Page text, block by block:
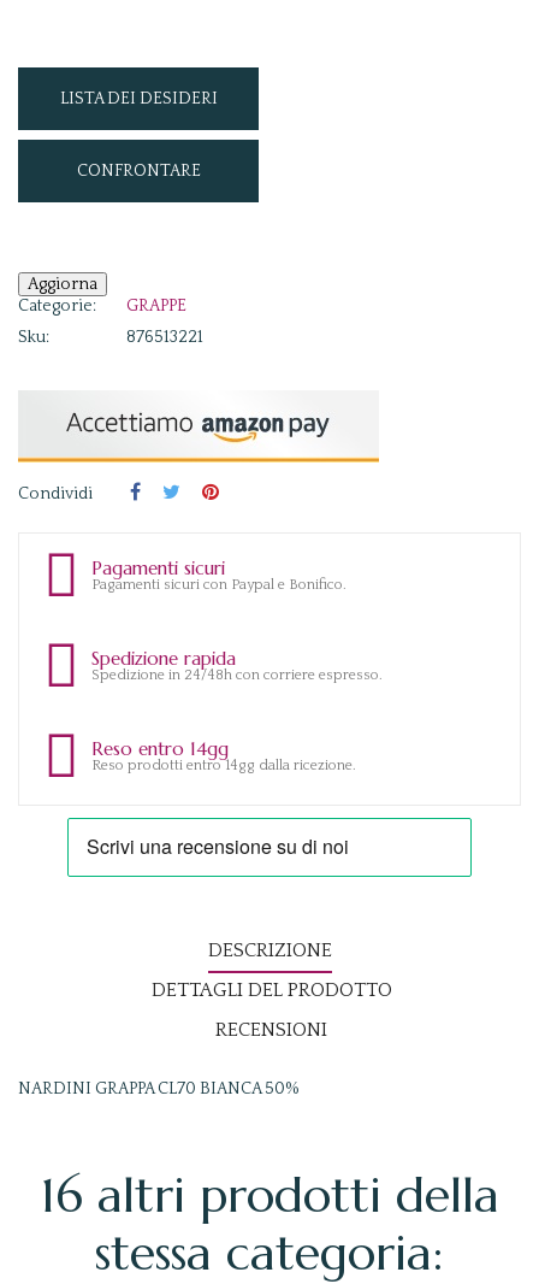
LISTA DEI DESIDERI
CONFRONTARE
Categorie:
GRAPPE
Sku:
876513221
Condividi
Pagamenti sicuri
Pagamenti sicuri con Paypal e Bonifico.
Spedizione rapida
Spedizione in 24/48h con corriere espresso.
Reso entro 14gg
Reso prodotti entro 14gg dalla ricezione.
DESCRIZIONE
DETTAGLI DEL PRODOTTO
RECENSIONI
NARDINI GRAPPA CL70 BIANCA 50%
16 altri prodotti della
stessa categoria: